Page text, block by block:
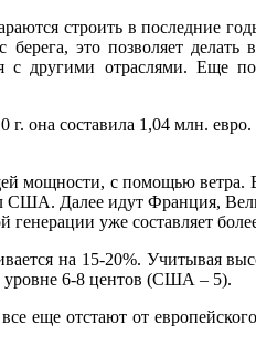
строить в последние
это позволяет
с другими отраслями. Еще
она составила 1,04 млн. евро.
мощности, с помощью
США. Далее идут Франция,
уже составляет
на 15-20%. Учитывая
уровне 6-8 центов (США – 5).
еще отстают от